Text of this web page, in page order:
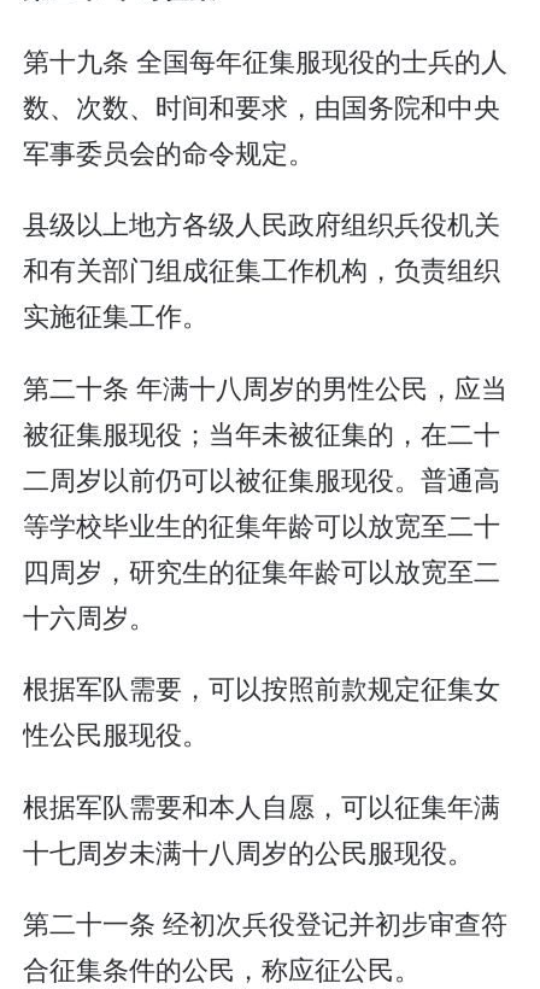
第十九条 全国每年征集服现役的士兵的人
数、次数、时间和要求，由国务院和中央
军事委员会的命令规定。
县级以上地方各级人民政府组织兵役机关
和有关部门组成征集工作机构，负责组织
实施征集工作。
第二十条 年满十八周岁的男性公民，应当
被征集服现役；当年未被征集的，在二十
二周岁以前仍可以被征集服现役。普通高
等学校毕业生的征集年龄可以放宽至二十
四周岁，研究生的征集年龄可以放宽至二
十六周岁。
根据军队需要，可以按照前款规定征集女
性公民服现役。
根据军队需要和本人自愿，可以征集年满
十七周岁未满十八周岁的公民服现役。
第二十一条 经初次兵役登记并初步审查符
合征集条件的公民，称应征公民。